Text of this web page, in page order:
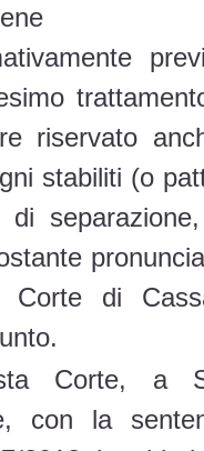
riservato
stabiliti (o
di
Corte di
Corte, a
con la